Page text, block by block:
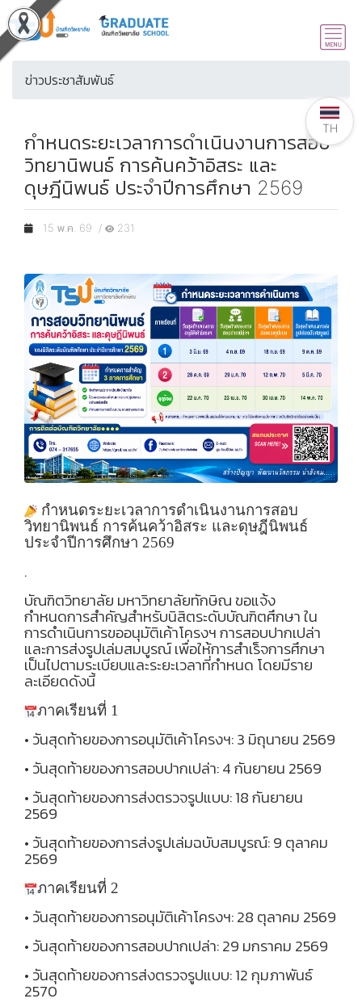
ข่าวประชาสัมพันธ์
กำหนดระยะเวลาการดำเนินงานการสอบ
วิทยานิพนธ์ การค้นคว้าอิสระ และ
ดุษฎีนิพนธ์ ประจำปีการศึกษา 2569
15 พ.ค. 69 / 231
กำหนดระยะเวลาการดำเนินงานการสอบ
วิทยานิพนธ์ การค้นคว้าอิสระ และดุษฎีนิพนธ์
ประจำปีการศึกษา 2569
.
บัณฑิตวิทยาลัย มหาวิทยาลัยทักษิณ ขอแจ้ง
กำหนดการสำคัญสำหรับนิสิตระดับบัณฑิตศึกษา ใน
การดำเนินการขออนุมัติเค้าโครงฯ การสอบปากเปล่า
และการส่งรูปเล่มสมบูรณ์ เพื่อให้การสำเร็จการศึกษา
เป็นไปตามระเบียบและระยะเวลาที่กำหนด โดยมีราย
ละเอียดดังนี้
ภาคเรียนที่ 1
• วันสุดท้ายของการอนุมัติเค้าโครงฯ: 3 มิถุนายน 2569
• วันสุดท้ายของการสอบปากเปล่า: 4 กันยายน 2569
• วันสุดท้ายของการส่งตรวจรูปแบบ: 18 กันยายน
2569
• วันสุดท้ายของการส่งรูปเล่มฉบับสมบูรณ์: 9 ตุลาคม
2569
ภาคเรียนที่ 2
• วันสุดท้ายของการอนุมัติเค้าโครงฯ: 28 ตุลาคม 2569
• วันสุดท้ายของการสอบปากเปล่า: 29 มกราคม 2569
• วันสุดท้ายของการส่งตรวจรูปแบบ: 12 กุมภาพันธ์
2570
TH